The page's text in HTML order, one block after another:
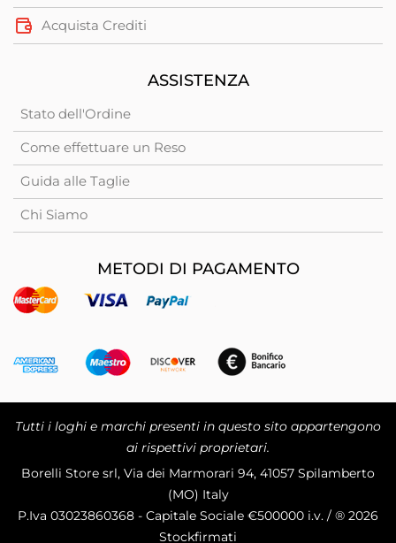
Acquista Crediti
ASSISTENZA
Stato dell'Ordine
Come effettuare un Reso
Guida alle Taglie
Chi Siamo
METODI DI PAGAMENTO
Tutti i loghi e marchi presenti in questo sito appartengono
ai rispettivi proprietari.
Borelli Store srl, Via dei Marmorari 94, 41057 Spilamberto
(MO) Italy
P.Iva 03023860368 - Capitale Sociale €500000 i.v. / ® 2026
Stockfirmati